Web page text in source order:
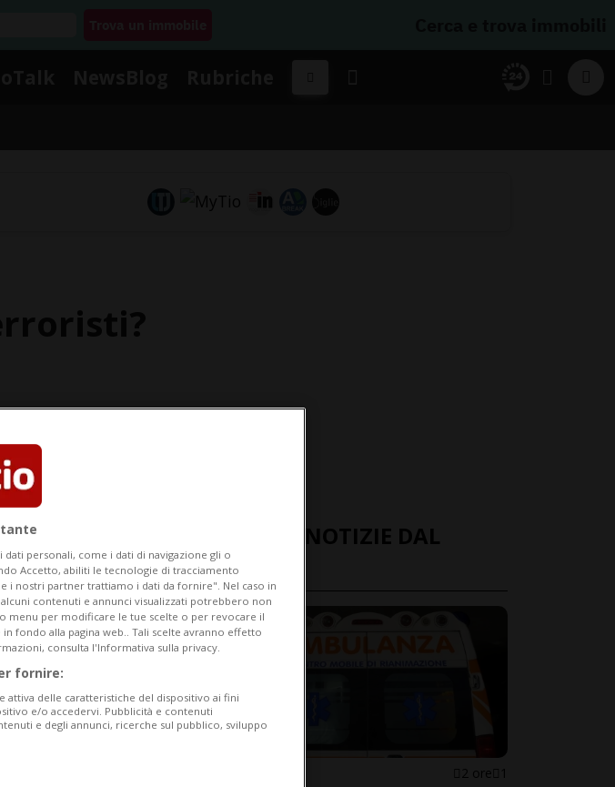
ULTIME NOTIZIE DAL
MONDO
2 ore 1
personali, come i dati di navigazione gli o
Accetto, abiliti le tecnologie di tracciamento
i nostri partner trattiamo i dati da fornire". Nel caso in
contenuti e annunci visualizzati potrebbero non
menu per modificare le tue scelte o per revocare il
fondo alla pagina web.. Tali scelte avranno effetto
consulta l'Informativa sulla privacy.
fornire:
attiva delle caratteristiche del dispositivo ai fini
e/o accedervi. Pubblicità e contenuti
e degli annunci, ricerche sul pubblico, sviluppo